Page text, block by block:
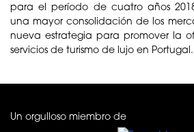
para el período de cuatro años
una mayor consolidación de los
nueva estrategia para promover la
servicios de turismo de lujo en Portugal.
Un orgulloso miembro de